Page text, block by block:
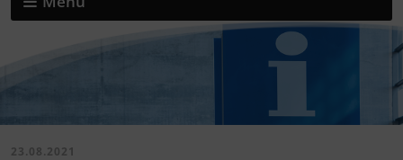
23.08.2021